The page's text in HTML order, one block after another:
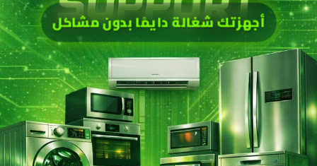
أجهزتك شغالة دايمًا بدون مشاكل